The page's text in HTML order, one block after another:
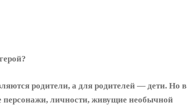
родители, а для родителей — дети. Но в
персонажи, личности, живущие необычной